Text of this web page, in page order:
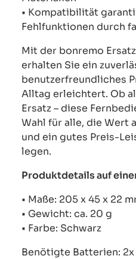
• Kompatibilität
Fehlfunktionen durch
Mit der bonremo
erhalten Sie ein
benutzerfreundliches
Alltag erleichtert. Ob
Ersatz – diese
Wahl für alle, die Wert
und ein gutes Preis-
legen.
Produktdetails auf
• Maße: 205 x 45 x 22
• Gewicht: ca. 20 g
• Farbe: Schwarz
Benötigte Batterien: